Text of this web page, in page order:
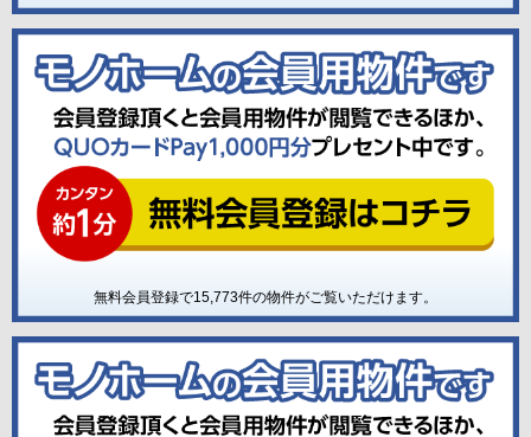
無料会員登録で15,773件の物件がご覧いただけます。